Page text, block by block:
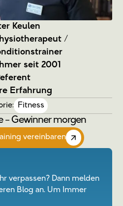
Keulen
/
seit 2001
Erfahrung
Fitness
– Gewinner morgen
vereinbaren
verpassen? Dann melden
Blog an. Um Immer